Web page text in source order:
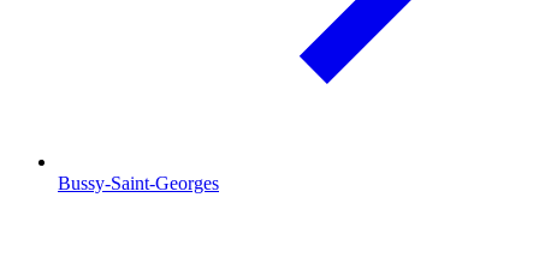
Bussy-Saint-Georges